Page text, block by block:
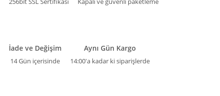
İade ve Değişim
14 Gün içerisinde
Aynı Gün Kargo
14:00'a kadar ki siparişlerde